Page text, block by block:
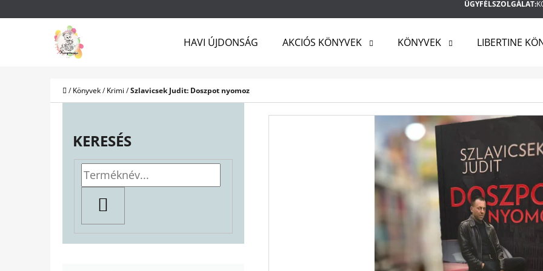
ÜGYFÉLSZOLGÁLAT:
HAVI ÚJDONSÁG AKCIÓS KÖNYVEK KÖNYVEK LIBERTINE
Kezdőlap
/ Könyvek/ Krimi /Szlavicsek Judit: Doszpot nyomoz
KERESÉS
Vissza
a boltba
Vissza
a boltba
KERESÉS
AJÁNLJUK